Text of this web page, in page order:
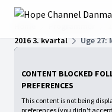
2016 3. kvartal
Uge 27:
CONTENT BLOCKED
PREFERENCES
This content is not being
preferences (you didn't